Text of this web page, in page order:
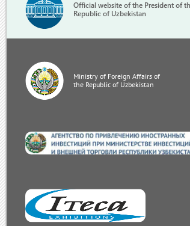
Official website of the President of
Republic of Uzbekistan
Ministry of Foreign Affairs of
the Republic of Uzbekistan
invest.gov.uz